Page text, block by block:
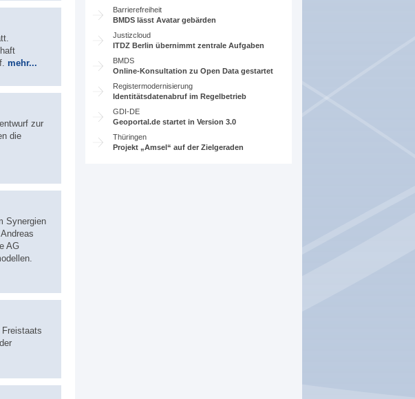
mehr...
zur
die
Synergien
AG
Freistaats
Barrierefreiheit
BMDS lässt Avatar gebärden
Justizcloud
ITDZ Berlin übernimmt zentrale Aufgaben
BMDS
Online-Konsultation zu Open Data gestartet
Registermodernisierung
Identitätsdatenabruf im Regelbetrieb
GDI-DE
Geoportal.de startet in Version 3.0
Thüringen
Projekt „Amsel“ auf der Zielgeraden